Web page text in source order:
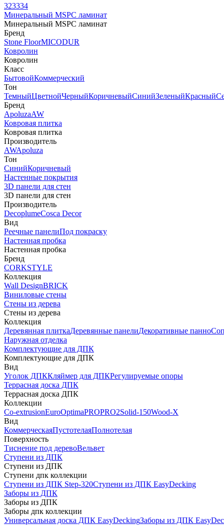
323334
Минеральный MSPC ламинат
Минеральный MSPC ламинат
Бренд
Stone FloorMICODUR
Ковролин
Ковролин
Класс
БытовойКоммерческий
Тон
ТемныйЦветнойЧерныйКоричневыйСинийЗеленыйКрасный
Бренд
ApoluzaAW
Ковровая плитка
Ковровая плитка
Производитель
AWApoluza
Тон
СинийКоричневый
Настенные покрытия
3D панели для стен
3D панели для стен
Производитель
DecoplumeCosca Decor
Вид
Реечные панелиПод покраску
Настенная пробка
Настенная пробка
Бренд
CORKSTYLE
Коллекция
Wall DesignBRICK
Виниловые стены
Стены из дерева
Стены из дерева
Коллекция
Деревянная плиткаДеревянные панелиДекоративные панно
Наружная отделка
Комплектующие для ДПК
Комплектующие для ДПК
Вид
Уголок ДПККляймер для ДПКРегулируемые опоры
Террасная доска ДПК
Террасная доска ДПК
Коллекции
Co-extrusionEuroOptimaPROPRO2Solid-150Wood-X
Вид
КоммерческаяПустотелаяПолнотелая
Поверхность
Тиснение под деревоВельвет
Ступени из ДПК
Ступени из ДПК
Ступени дпк коллекции
Ступени из ДПК Step-320Ступени из ДПК EasyDecking
Заборы из ДПК
Заборы из ДПК
Заборы дпк коллекции
Универсальная доска ДПК EasyDeckingЗаборы из ДПК